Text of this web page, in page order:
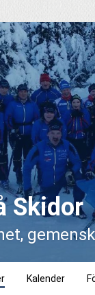
Skidor
Kalender